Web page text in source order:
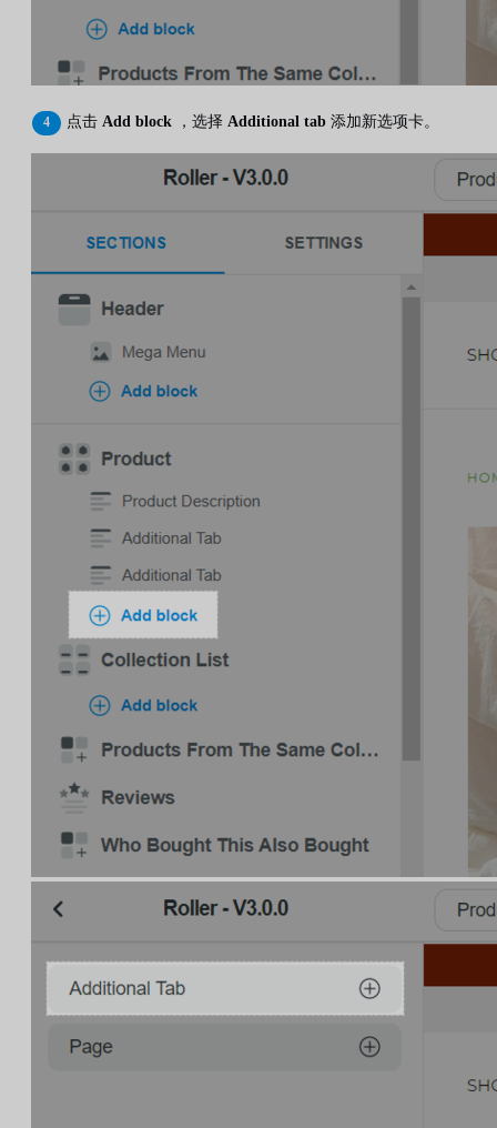
点击 Add block ，选择 Additional tab 添加新选项卡。